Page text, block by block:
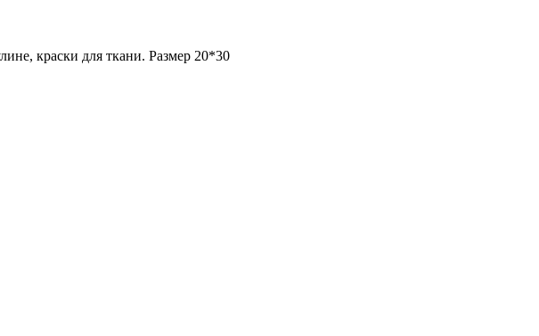
краски для ткани. Размер 20*30